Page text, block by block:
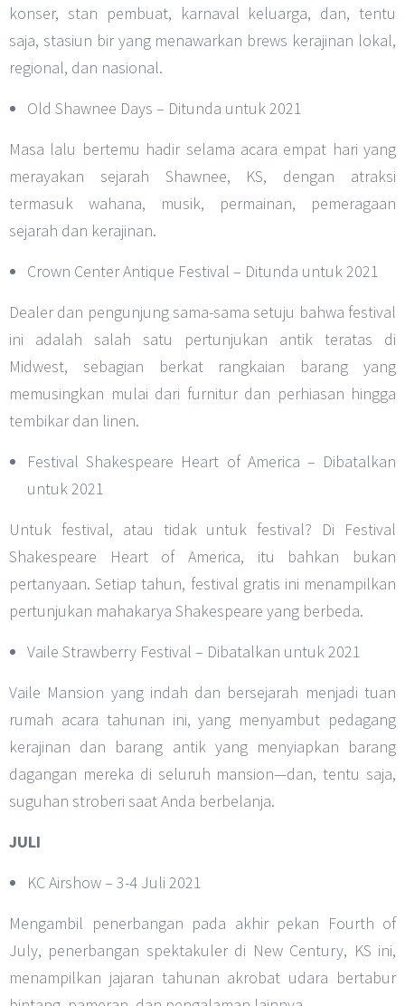
konser, stan pembuat, karnaval keluarga, dan, tentu
saja, stasiun bir yang menawarkan brews kerajinan lokal,
regional, dan nasional.
Old Shawnee Days – Ditunda untuk 2021
Masa lalu bertemu hadir selama acara empat hari yang
merayakan sejarah Shawnee, KS, dengan atraksi
termasuk wahana, musik, permainan, pemeragaan
sejarah dan kerajinan.
Crown Center Antique Festival – Ditunda untuk 2021
Dealer dan pengunjung sama-sama setuju bahwa festival
ini adalah salah satu pertunjukan antik teratas di
Midwest, sebagian berkat rangkaian barang yang
memusingkan mulai dari furnitur dan perhiasan hingga
tembikar dan linen.
Festival Shakespeare Heart of America – Dibatalkan
untuk 2021
Untuk festival, atau tidak untuk festival? Di Festival
Shakespeare Heart of America, itu bahkan bukan
pertanyaan. Setiap tahun, festival gratis ini menampilkan
pertunjukan mahakarya Shakespeare yang berbeda.
Vaile Strawberry Festival – Dibatalkan untuk 2021
Vaile Mansion yang indah dan bersejarah menjadi tuan
rumah acara tahunan ini, yang menyambut pedagang
kerajinan dan barang antik yang menyiapkan barang
dagangan mereka di seluruh mansion—dan, tentu saja,
suguhan stroberi saat Anda berbelanja.
JULI
KC Airshow – 3-4 Juli 2021
Mengambil penerbangan pada akhir pekan Fourth of
July, penerbangan spektakuler di New Century, KS ini,
menampilkan jajaran tahunan akrobat udara bertabur